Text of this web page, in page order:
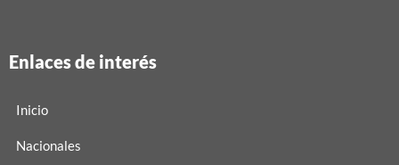
Enlaces de interés
Inicio
Nacionales